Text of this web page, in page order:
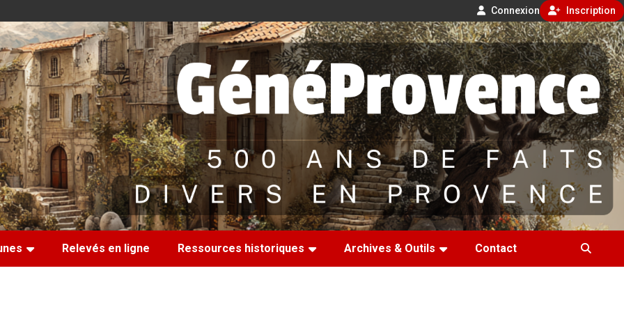
Connexion Inscription
Relevés en ligne Ressources historiques Archives & Outils Contact